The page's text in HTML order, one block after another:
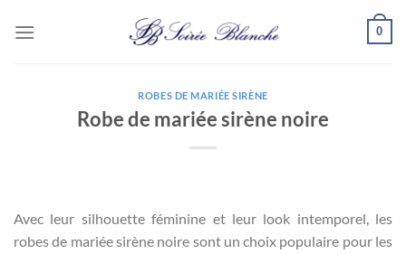
0
ROBES DE MARIÉE SIRÈNE
Robe de mariée sirène noire
Avec leur silhouette féminine et leur look intemporel, les
robes de mariée sirène noire sont un choix populaire pour les